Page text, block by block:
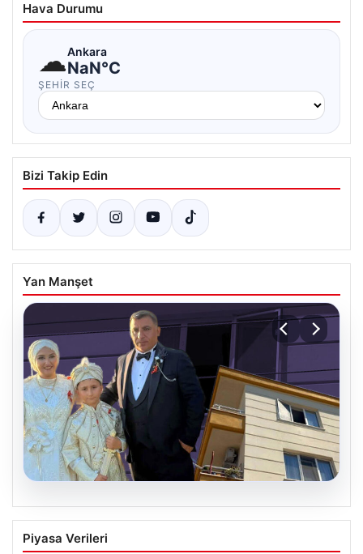
Hava Durumu
☁Ankara
NaN°C
ŞEHIR SEÇ
Bizi Takip Edin
Yan Manşet
Çanakkale’de böcek ilaçlaması felakete
dönüştü. Yusuf öldü, annesi yoğun
Piyasa Verileri